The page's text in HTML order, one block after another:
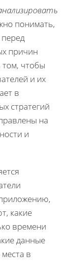
понимать,
перед
причин
том, чтобы
и их
в
стратегий
на
и
какие
времени
данные
в